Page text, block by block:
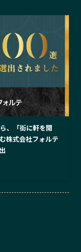
、「街に軒を開
株式会社フォルテ